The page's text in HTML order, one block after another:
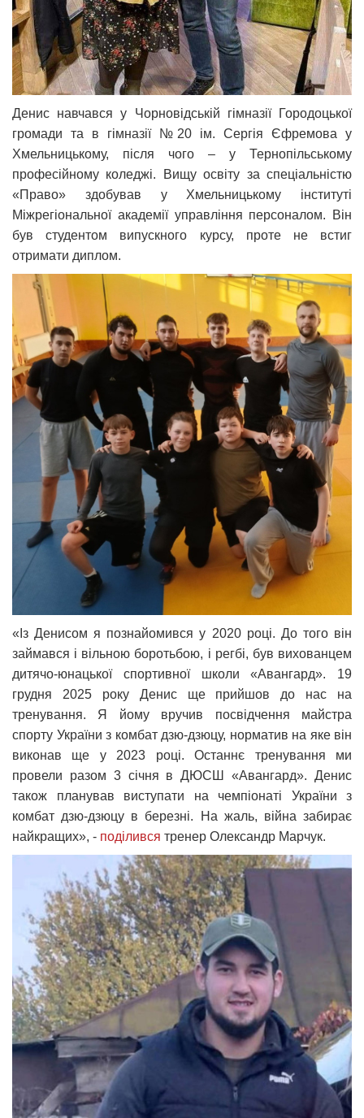
Денис навчався у Чорновідській гімназії Городоцької
громади та в гімназії №20 ім. Сергія Єфремова у
Хмельницькому, після чого – у Тернопільському
професійному коледжі. Вищу освіту за спеціальністю
«Право» здобував у Хмельницькому інституті
Міжрегіональної академії управління персоналом. Він
був студентом випускного курсу, проте не встиг
отримати диплом.
«Із Денисом я познайомився у 2020 році. До того він
займався і вільною боротьбою, і регбі, був вихованцем
дитячо-юнацької спортивної школи «Авангард». 19
грудня 2025 року Денис ще прийшов до нас на
тренування. Я йому вручив посвідчення майстра
спорту України з комбат дзю-дзюцу, норматив на яке він
виконав ще у 2023 році. Останнє тренування ми
провели разом 3 січня в ДЮСШ «Авангард». Денис
також планував виступати на чемпіонаті України з
комбат дзю-дзюцу в березні. На жаль, війна забирає
найкращих», - поділився тренер Олександр Марчук.